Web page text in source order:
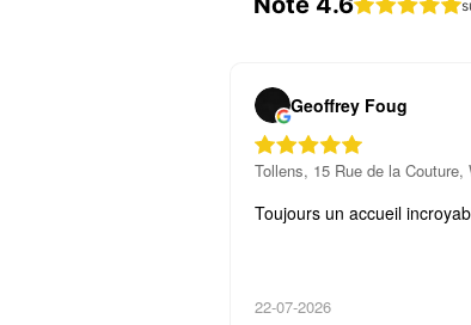
Geoffrey Foug
Tollens, 15 Rue de la Couture,
Toujours un accueil
22-07-2026